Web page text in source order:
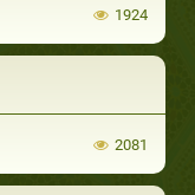
1924
2081